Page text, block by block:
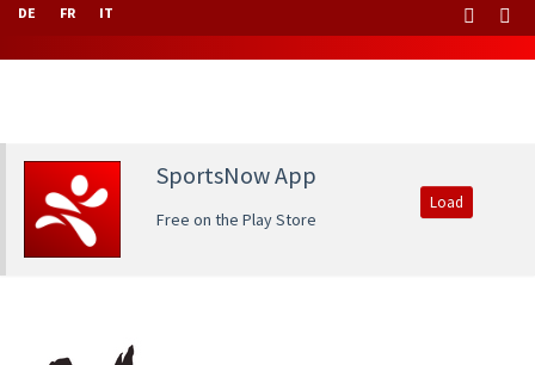
DE FR IT
SportsNow App
Free on the Play Store
Load